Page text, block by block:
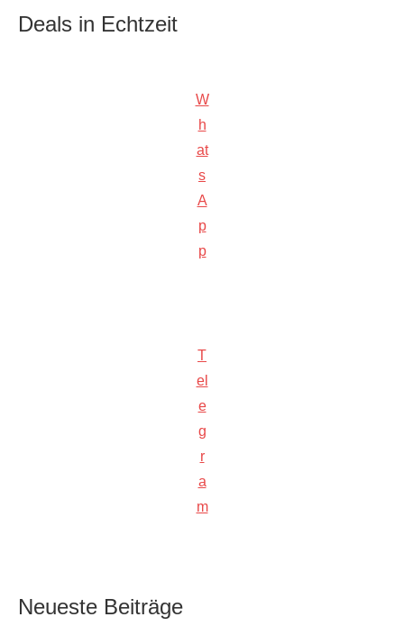
Deals in Echtzeit
W
h
at
s
A
p
p
T
el
e
g
r
a
m
Neueste Beiträge